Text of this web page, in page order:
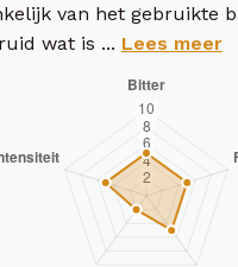
van het gebruikte
wat is ... Lees meer